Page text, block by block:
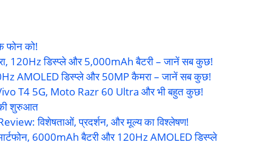
फोन को!
120Hz डिस्प्ले और 5,000mAh बैटरी – जानें सब कुछ!
AMOLED डिस्प्ले और 50MP कैमरा – जानें सब कुछ!
Vivo T4 5G, Moto Razr 60 Ultra और भी बहुत कुछ!
की शुरुआत
विशेषताओं, प्रदर्शन, और मूल्य का विश्लेषण!
6000mAh बैटरी और 120Hz AMOLED डिस्प्ले